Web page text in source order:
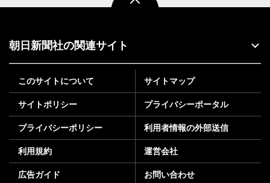
朝日新聞社の関連サイト
このサイトについて サイトマップ
サイトポリシー プライバシーポータル
プライバシーポリシー 利用者情報の外部送信
利用規約 運営会社
広告ガイド お問い合わせ